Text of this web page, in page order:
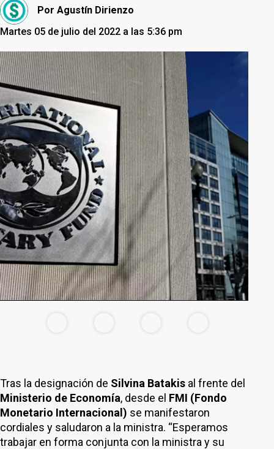
Por Agustín Dirienzo
Martes 05 de julio del 2022 a las 5:36 pm
Tras la designación de Silvina Batakis al frente del
Ministerio de Economía, desde el FMI (Fondo
Monetario Internacional) se manifestaron
cordiales y saludaron a la ministra. “Esperamos
trabajar en forma conjunta con la ministra y su